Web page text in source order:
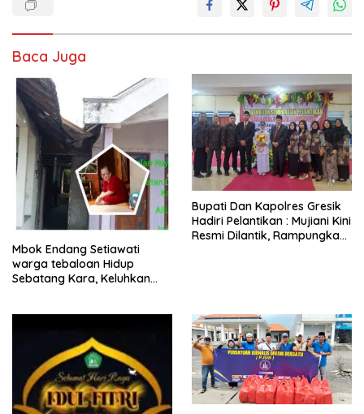
Baca Juga
Mbok Endang Setiawati
warga tebaloan Hidup
Sebatang Kara, Keluhkan
​Bupati Dan Kapolres Gresik
Hadiri Pelantikan : Mujiani Kini
Resmi Dilantik, Rampungkan